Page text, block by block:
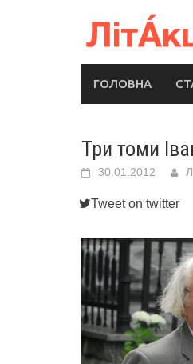
ГОЛОВНА
Три томи
30.01.2012
Tweet on twitter